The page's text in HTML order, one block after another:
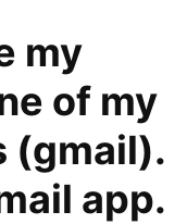
my
of my
(gmail).
app.